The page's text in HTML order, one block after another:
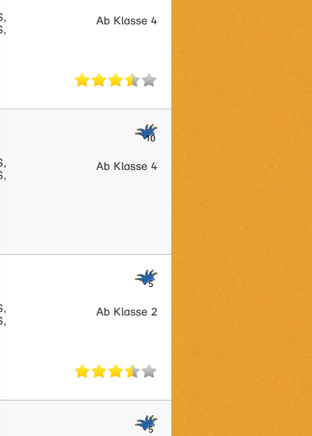
Ab Klasse 4
Ab Klasse 4
Ab Klasse 2